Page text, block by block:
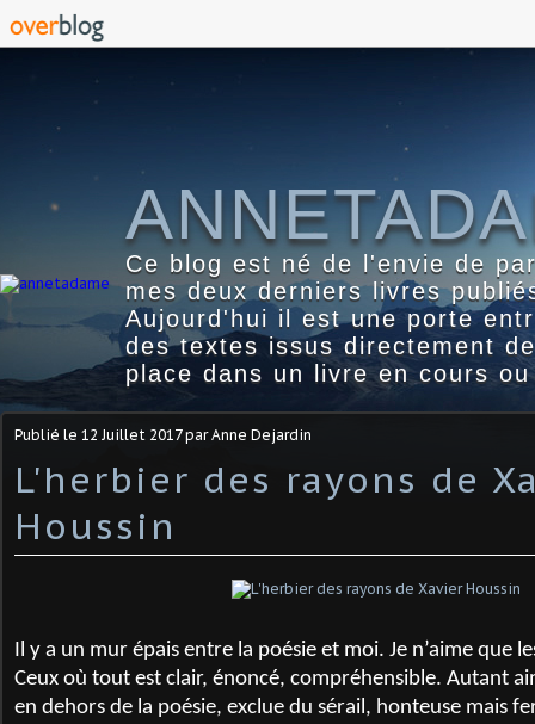
Ce blog est né de l'envie de
mes deux derniers livres
Aujourd'hui il est une porte
des textes issus directement
place dans un livre en cours
Publié le 12 Juillet 2017par Anne Dejardin
L'herbier des rayons de
Houssin
Il y a un mur épais entre la poésie et moi. Je n’aime que
Ceux où tout est clair, énoncé, compréhensible. Autant
en dehors de la poésie, exclue du sérail, honteuse mais